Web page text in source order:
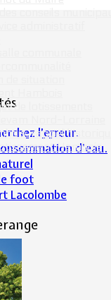
de lotissements
rappel historique
Hambois
l’erreur.
d'eau.
foot
Lacolombe